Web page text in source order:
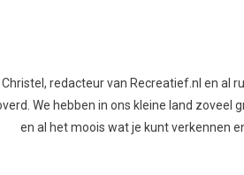
Christel, redacteur van Recreatief.nl en al
We hebben in ons kleine land zoveel
en al het moois wat je kunt verkennen